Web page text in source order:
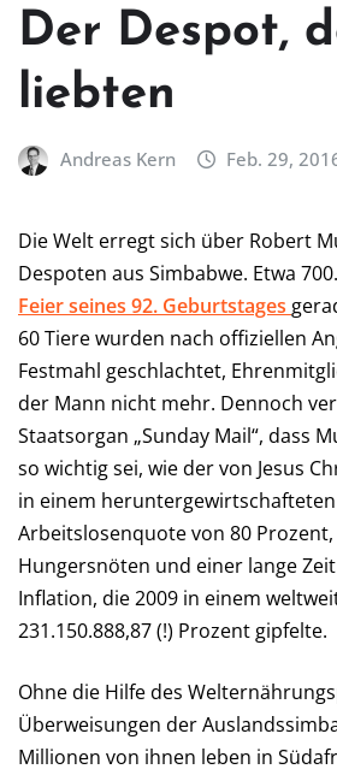
Der Despot,
liebten
Andreas Kern Feb. 29,
Die Welt erregt sich über Robert
Despoten aus Simbabwe. Etwa
Feier seines 92. Geburtstages
60 Tiere wurden nach offiziellen
Festmahl geschlachtet,
der Mann nicht mehr. Dennoch
Staatsorgan „Sunday Mail“, dass
so wichtig sei, wie der von Jesus
in einem
Arbeitslosenquote von 80
Hungersnöten und einer lange
Inflation, die 2009 in einem
231.150.888,87 (!) Prozent gipfelte.
Ohne die Hilfe des
Überweisungen der
Millionen von ihnen leben in